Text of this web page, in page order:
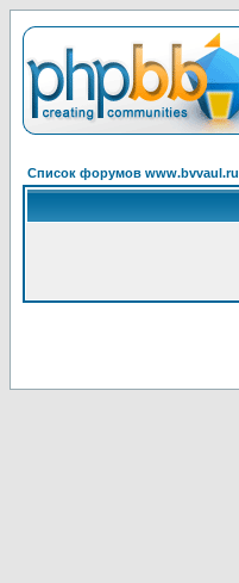
Список форумов www.bvvaul.ru